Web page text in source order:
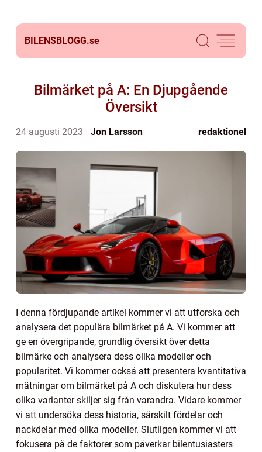
BILENSBLOGG.se
Bilmärket på A: En Djupgående
Översikt
24 augusti 2023 Jon Larsson redaktionel
I denna fördjupande artikel kommer vi att utforska och
analysera det populära bilmärket på A. Vi kommer att
ge en övergripande, grundlig översikt över detta
bilmärke och analysera dess olika modeller och
popularitet. Vi kommer också att presentera kvantitativa
mätningar om bilmärket på A och diskutera hur dess
olika varianter skiljer sig från varandra. Vidare kommer
vi att undersöka dess historia, särskilt fördelar och
nackdelar med olika modeller. Slutligen kommer vi att
fokusera på de faktorer som påverkar bilentusiasters